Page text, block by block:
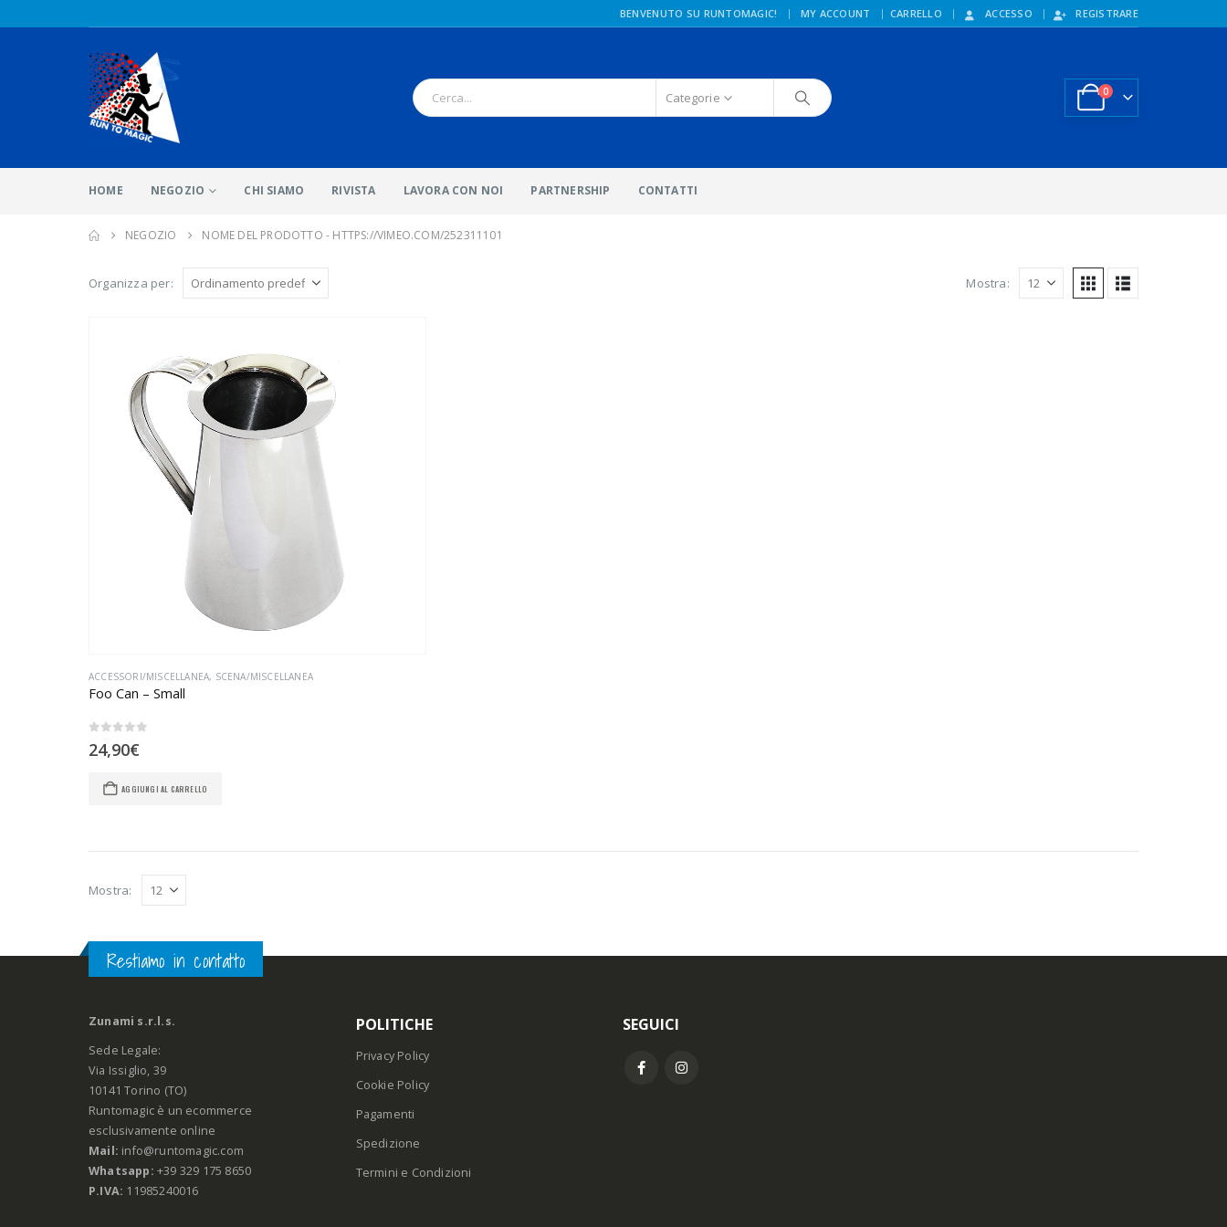
BENVENUTO SU RUNTOMAGIC! | MY ACCOUNT CARRELLO ACCESSO REGISTRARE
Categorie 0
HOME NEGOZIO CHI SIAMO RIVISTA LAVORA CON NOI PARTNERSHIP CONTATTI
NEGOZIO NOME DEL PRODOTTO - HTTPS://VIMEO.COM/252311101
Organizza per: Mostra:
ACCESSORI/MISCELLANEA, SCENA/MISCELLANEA
Foo Can – Small
24,90€
AGGIUNGI AL CARRELLO
Mostra:
Restiamo in contatto
Zunami s.r.l.s.
Sede Legale:
Via Issiglio, 39
10141 Torino (TO)
Runtomagic è un ecommerce
esclusivamente online
Mail: info@runtomagic.com
Whatsapp: +39 329 175 8650
P.IVA: 11985240016
POLITICHE
Privacy Policy
Cookie Policy
Pagamenti
Spedizione
Termini e Condizioni
SEGUICI